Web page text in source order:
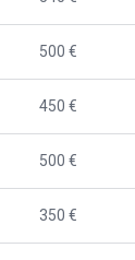
500 €
450 €
500 €
350 €